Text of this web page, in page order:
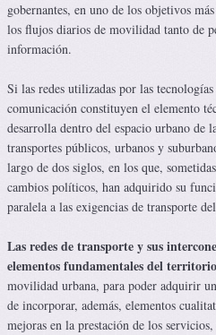
gobernantes, en uno de los objetivos
los flujos diarios de movilidad tanto de
información.
Si las redes utilizadas por las
comunicación constituyen el elemento
desarrolla dentro del espacio urbano de
transportes públicos, urbanos y
largo de dos siglos, en los que,
cambios políticos, han adquirido su
paralela a las exigencias de transporte
Las redes de transporte y sus
elementos fundamentales del territorio
movilidad urbana, para poder adquirir
de incorporar, además, elementos
mejoras en la prestación de los